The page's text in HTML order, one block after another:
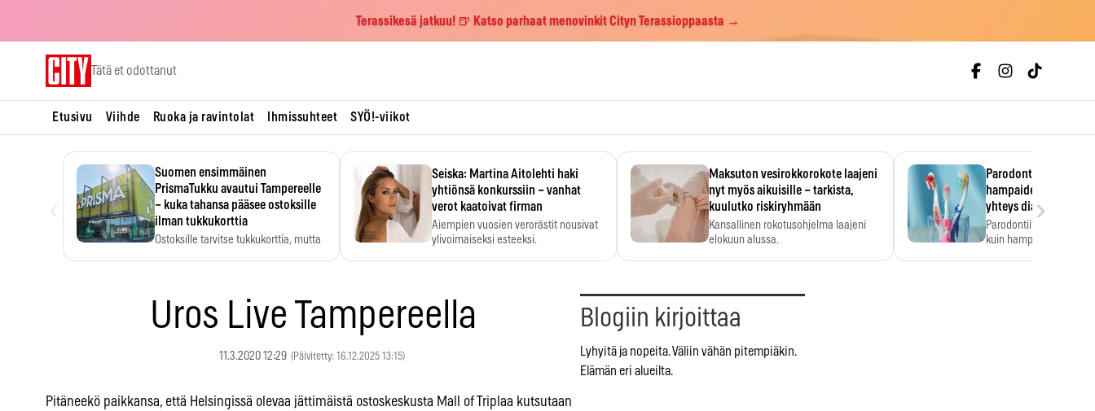
Terassikesä jatkuu! 🍺 Katso parhaat menovinkit Cityn Terassioppaasta →
Tätä et odottanut
Etusivu Viihde Ruoka ja ravintolat Ihmissuhteet SYÖ!-viikot
Suomen ensimmäinen
PrismaTukku avautui Tampereelle
– kuka tahansa pääsee ostoksille
ilman tukkukorttia
Ostoksille tarvitse tukkukorttia, mutta
Seiska: Martina Aitolehti haki
yhtiönsä konkurssiin – vanhat
verot kaatoivat firman
Aiempien vuosien verorästit nousivat
ylivoimaiseksi esteeksi.
Maksuton vesirokkorokote laajeni
nyt myös aikuisille – tarkista,
kuulutko riskiryhmään
Kansallinen rokotusohjelma laajeni
elokuun alussa.
Parodontiitti on
hampaiden
yhteys diabetekseen
Parodontiitti on
kuin hampaiden
›
Uros Live Tampereella
11.3.2020 12:29 (Päivitetty: 16.12.2025 13:15)
Pitäneekö paikkansa, että Helsingissä olevaa jättimäistä ostoskeskusta Mall of Triplaa kutsutaan
Blogiin kirjoittaa
Lyhyitä ja nopeita. Väliin vähän pitempiäkin.
Elämän eri alueilta.